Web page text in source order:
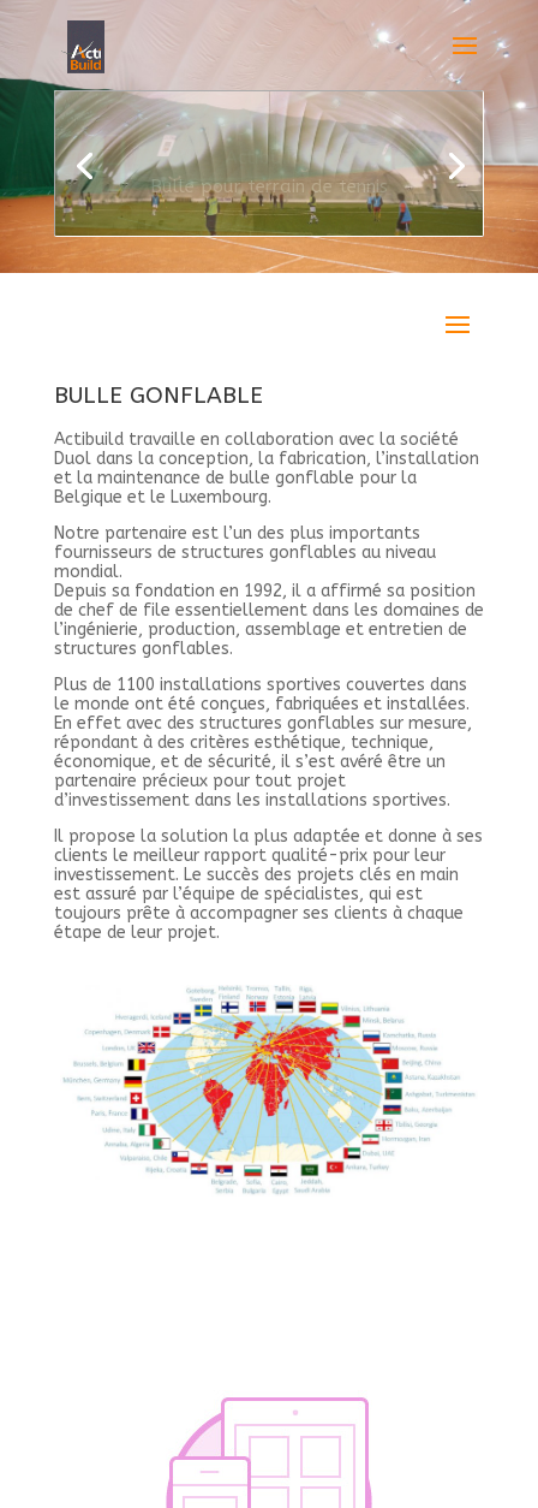
Bulle pour football
BULLE GONFLABLE
Actibuild travaille en collaboration avec la société
Duol dans la conception, la fabrication, l’installation
et la maintenance de bulle gonflable pour la
Belgique et le Luxembourg.
Notre partenaire est l’un des plus importants
fournisseurs de structures gonflables au niveau
mondial.
Depuis sa fondation en 1992, il a affirmé sa position
de chef de file essentiellement dans les domaines de
l’ingénierie, production, assemblage et entretien de
structures gonflables.
Plus de 1100 installations sportives couvertes dans
le monde ont été conçues, fabriquées et installées.
En effet avec des structures gonflables sur mesure,
répondant à des critères esthétique, technique,
économique, et de sécurité, il s’est avéré être un
partenaire précieux pour tout projet
d’investissement dans les installations sportives.
Il propose la solution la plus adaptée et donne à ses
clients le meilleur rapport qualité-prix pour leur
investissement. Le succès des projets clés en main
est assuré par l’équipe de spécialistes, qui est
toujours prête à accompagner ses clients à chaque
étape de leur projet.